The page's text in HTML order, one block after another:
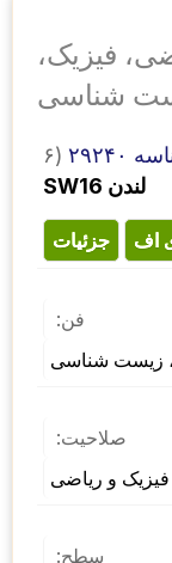
فیزیک،
شناسی
۶)
۲۹۲۴۰
SW16 لندن
جزئیات اف
فن:
زیست شناسی
صلاحیت:
و ریاضی
سطح: